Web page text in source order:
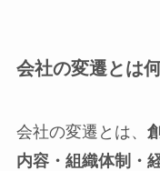
会社の変遷とは
会社の変遷とは、
内容・組織体制・